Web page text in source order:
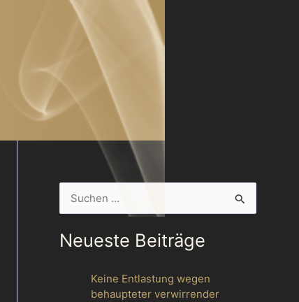
c
Neueste Beiträge
Keine Entlastung wegen
behaupteter verwirrender